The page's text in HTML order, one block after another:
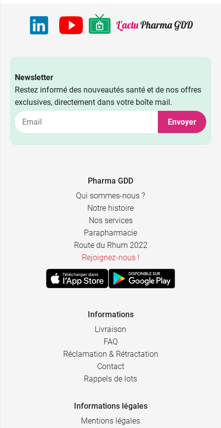
Newsletter
Restez informé des nouveautés santé et de nos offres
exclusives, directement dans votre boîte mail.
Envoyer
Pharma GDD
Qui sommes-nous ?
Notre histoire
Nos services
Parapharmacie
Route du Rhum 2022
Rejoignez-nous !
Informations
Livraison
FAQ
Réclamation & Rétractation
Contact
Rappels de lots
Informations légales
Mentions légales